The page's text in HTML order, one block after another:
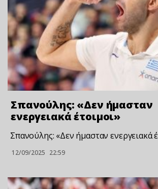
Σπανούλης: «Δεν ήμασταν
ενεργειακά έτοιμοι»
Σπανούλης: «Δεν ήμασταν ενεργειακά
12/09/2025 22:59